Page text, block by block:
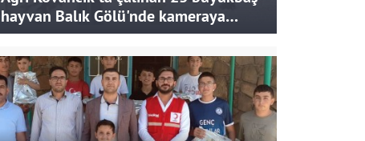
hayvan Balık Gölü'nde kameraya
takıldı